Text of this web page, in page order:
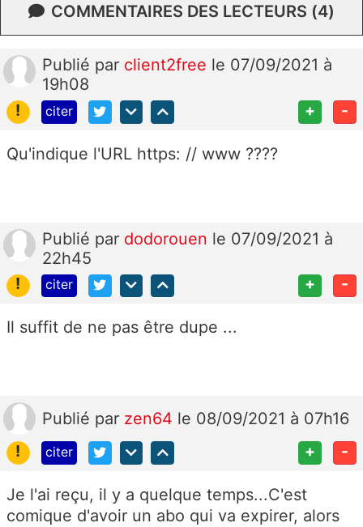
COMMENTAIRES DES LECTEURS (4)
Publié par client2free le 07/09/2021 à
19h08
!
citer + -
Qu'indique l'URL https: // www ????
Publié par dodorouen le 07/09/2021 à
22h45
!
citer + -
Il suffit de ne pas être dupe ...
Publié par zen64 le 08/09/2021 à 07h16
!
citer + -
Je l'ai reçu, il y a quelque temps...C'est
comique d'avoir un abo qui va expirer, alors